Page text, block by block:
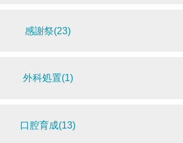
感謝祭(23)
外科処置(1)
口腔育成(13)